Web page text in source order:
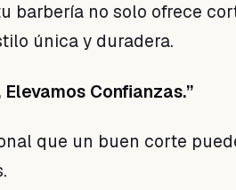
barbería no solo ofrece
única y duradera.
Confianzas.”
que un buen corte